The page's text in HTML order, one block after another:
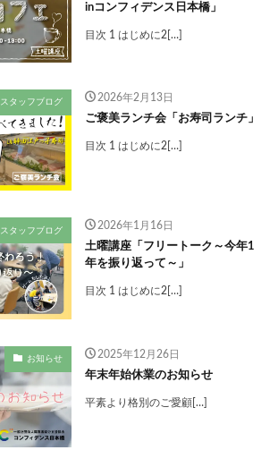
inコンフィデンス日本橋」
目次 1 はじめに2[…]
スタッフブログ 2026年2月13日
ご褒美ランチ会「お寿司ランチ」
目次 1 はじめに2[…]
スタッフブログ 2026年1月16日
土曜講座「フリートーク～今年1
年を振り返って～」
目次 1 はじめに2[…]
お知らせ 2025年12月26日
年末年始休業のお知らせ
平素より格別のご愛顧[…]